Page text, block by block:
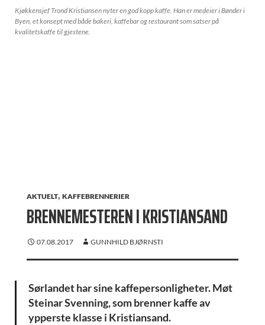
Kjøkkensjef Trond Kristiansen nyter en god kopp kaffe. Han er medeier i Bønder i
Byen, et konsept med både bakeri, kaffebar og restaurant som satser på
kvalitetskaffe til gjestene.
AKTUELT, KAFFEBRENNERIER
BRENNEMESTEREN I KRISTIANSAND
07.08.2017 GUNNHILD BJØRNSTI
Sørlandet har sine kaffepersonligheter. Møt
Steinar Svenning, som brenner kaffe av
ypperste klasse i Kristiansand.